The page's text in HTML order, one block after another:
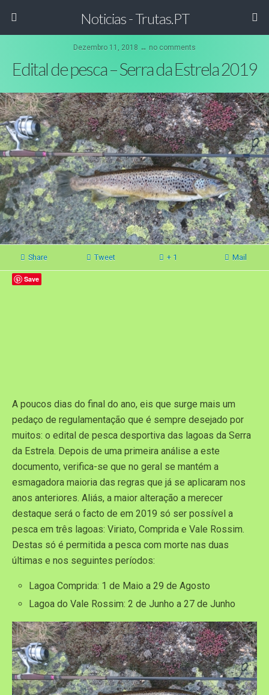
Noticias - Trutas.PT
Dezembro 11, 2018 ↔ no comments
Edital de pesca – Serra da Estrela 2019
Share Tweet + 1 Mail
Save
A poucos dias do final do ano, eis que surge mais um
pedaço de regulamentação que é sempre desejado por
muitos: o edital de pesca desportiva das lagoas da Serra
da Estrela. Depois de uma primeira análise a este
documento, verifica-se que no geral se mantém a
esmagadora maioria das regras que já se aplicaram nos
anos anteriores. Aliás, a maior alteração a merecer
destaque será o facto de em 2019 só ser possível a
pesca em três lagoas: Viriato, Comprida e Vale Rossim.
Destas só é permitida a pesca com morte nas duas
últimas e nos seguintes períodos:
Lagoa Comprida: 1 de Maio a 29 de Agosto
Lagoa do Vale Rossim: 2 de Junho a 27 de Junho